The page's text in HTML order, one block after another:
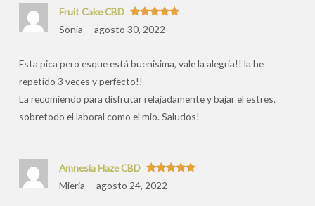
Valorado
con5de 5
Fruit Cake CBD
Sonia
agosto 30, 2022
Esta pica pero esque está buenisima, vale la alegria!! la he
repetido 3 veces y perfecto!!
La recomiendo para disfrutar relajadamente y bajar el estres,
sobretodo el laboral como el mio. Saludos!
Valorado
con5
Amnesia Haze CBD
Mieria
agosto 24, 2022